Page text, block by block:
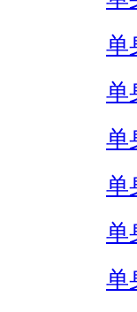
单
单
单
单
单
单